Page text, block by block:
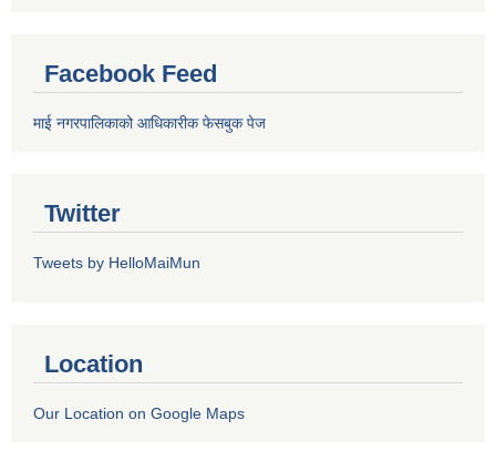
Facebook Feed
माई नगरपालिकाको आधिकारीक फेसबुक पेज
Twitter
Tweets by HelloMaiMun
Location
Our Location on Google Maps